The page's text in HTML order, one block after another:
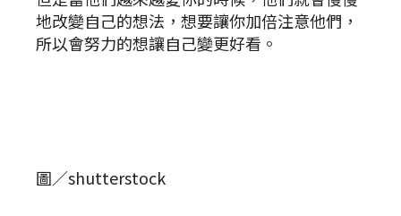
地改變自己的想法，想要讓你加倍注意他們，
所以會努力的想讓自己變更好看。
圖／shutterstock